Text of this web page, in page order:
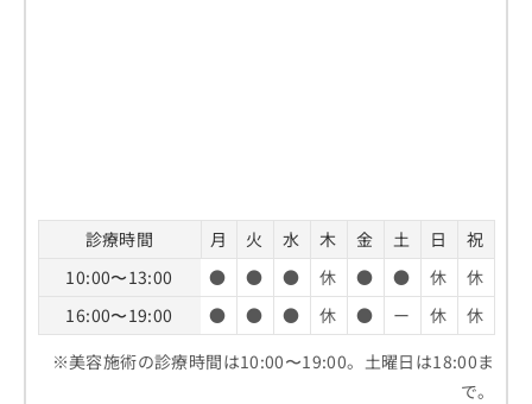
診療時間 月 火 水 木 金 土 日
祝
10:00〜13:00
● ● ● 休 ● ● 休
休
16:00〜19:00
● ● ● 休 ● ー 休
休
※美容施術の診療時間は10:00〜19:00。土曜日は18:00ま
で。